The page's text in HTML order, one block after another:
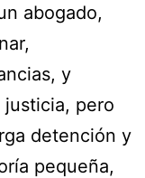
abogado,
y
justicia, pero
detención y
pequeña,